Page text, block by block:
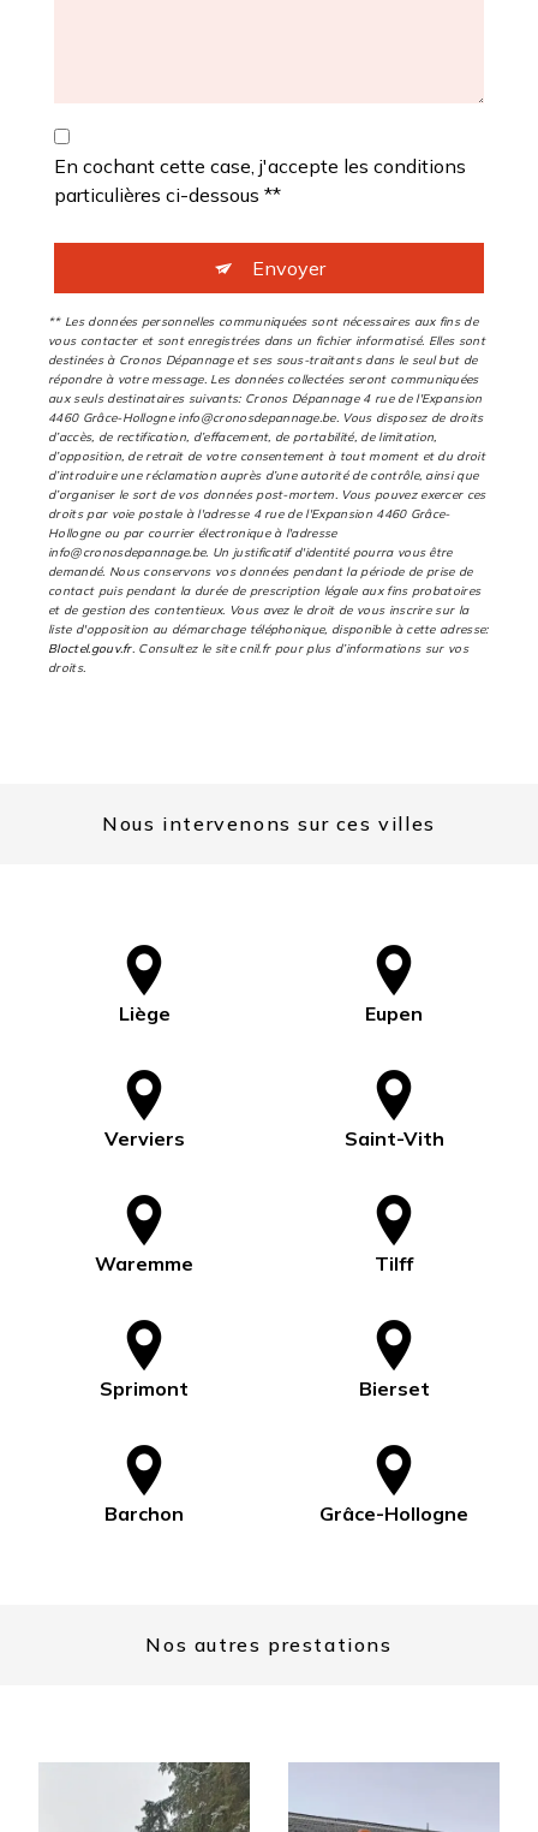
En cochant cette case, j'accepte les conditions
particulières ci-dessous **
Envoyer
** Les données personnelles communiquées sont nécessaires aux fins de
vous contacter et sont enregistrées dans un fichier informatisé. Elles sont
destinées à Cronos Dépannage et ses sous-traitants dans le seul but de
répondre à votre message. Les données collectées seront communiquées
aux seuls destinataires suivants: Cronos Dépannage 4 rue de l'Expansion
4460 Grâce-Hollogne info@cronosdepannage.be. Vous disposez de droits
d’accès, de rectification, d’effacement, de portabilité, de limitation,
d’opposition, de retrait de votre consentement à tout moment et du droit
d’introduire une réclamation auprès d’une autorité de contrôle, ainsi que
d’organiser le sort de vos données post-mortem. Vous pouvez exercer ces
droits par voie postale à l'adresse 4 rue de l'Expansion 4460 Grâce-
Hollogne ou par courrier électronique à l'adresse
info@cronosdepannage.be. Un justificatif d'identité pourra vous être
demandé. Nous conservons vos données pendant la période de prise de
contact puis pendant la durée de prescription légale aux fins probatoires
et de gestion des contentieux. Vous avez le droit de vous inscrire sur la
liste d'opposition au démarchage téléphonique, disponible à cette adresse:
Bloctel.gouv.fr. Consultez le site cnil.fr pour plus d’informations sur vos
droits.
Nous intervenons sur ces villes
Liège Eupen
Verviers Saint-Vith
Waremme Tilff
Sprimont Bierset
Barchon Grâce-Hollogne
Nos autres prestations